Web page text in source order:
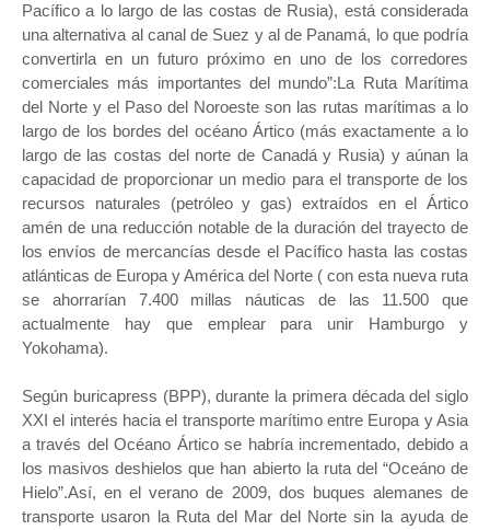
Pacífico a lo largo de las costas de Rusia), está considerada
una alternativa al canal de Suez y al de Panamá, lo que podría
convertirla en un futuro próximo en uno de los corredores
comerciales más importantes del mundo”:La Ruta Marítima
del Norte y el Paso del Noroeste son las rutas marítimas a lo
largo de los bordes del océano Ártico (más exactamente a lo
largo de las costas del norte de Canadá y Rusia) y aúnan la
capacidad de proporcionar un medio para el transporte de los
recursos naturales (petróleo y gas) extraídos en el Ártico
amén de una reducción notable de la duración del trayecto de
los envíos de mercancías desde el Pacífico hasta las costas
atlánticas de Europa y América del Norte ( con esta nueva ruta
se ahorrarían 7.400 millas náuticas de las 11.500 que
actualmente hay que emplear para unir Hamburgo y
Yokohama).
Según buricapress (BPP), durante la primera década del siglo
XXI el interés hacia el transporte marítimo entre Europa y Asia
a través del Océano Ártico se habría incrementado, debido a
los masivos deshielos que han abierto la ruta del “Oceáno de
Hielo”.Así, en el verano de 2009, dos buques alemanes de
transporte usaron la Ruta del Mar del Norte sin la ayuda de